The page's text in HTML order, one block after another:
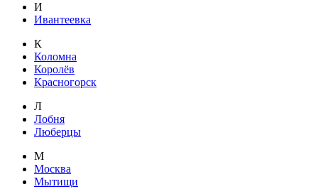
И
Ивантеевка
К
Коломна
Королёв
Красногорск
Л
Лобня
Люберцы
М
Москва
Мытищи